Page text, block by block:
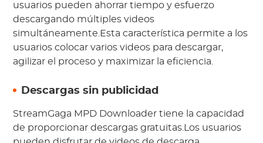
usuarios pueden ahorrar tiempo y esfuerzo
descargando múltiples videos
simultáneamente.Esta característica permite a los
usuarios colocar varios videos para descargar,
agilizar el proceso y maximizar la eficiencia.
Descargas sin publicidad
StreamGaga MPD Downloader tiene la capacidad
de proporcionar descargas gratuitas.Los usuarios